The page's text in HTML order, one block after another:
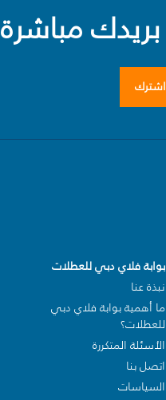
مباشرة
اشترك
بوابة فلاي دبي للعطلات
نبذة عنا
ما أهمية بوابة فلاي دبي
للعطلات؟
الأسئلة المتكررة
اتصل بنا
السياسات